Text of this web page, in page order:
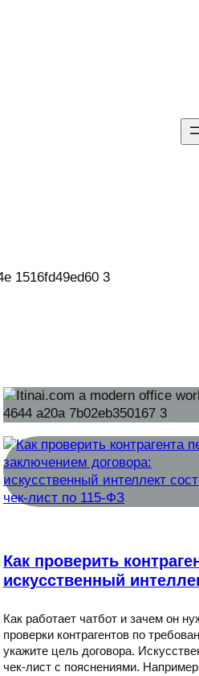
Как проверить
искусственный
Как работает чатбот и зачем он
проверки контрагентов по
укажите цель договора.
чек-лист с пояснениями.